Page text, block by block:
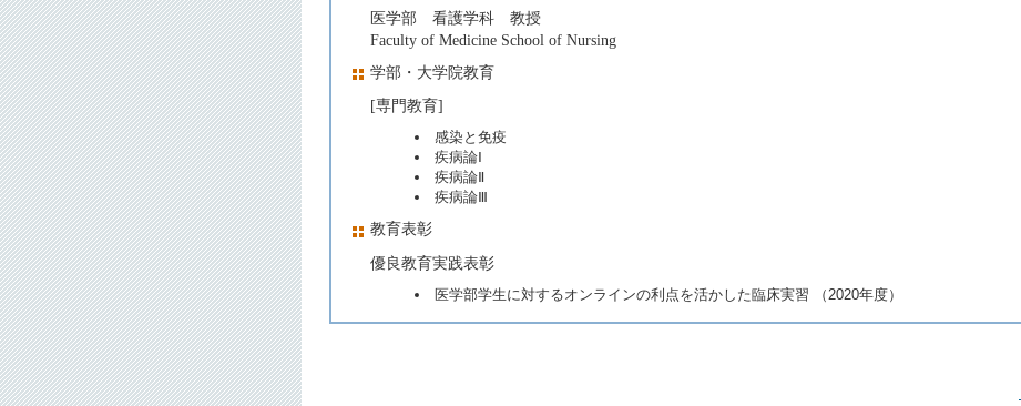
医学部 看護学科 教授
Faculty of Medicine School of Nursing
学部・大学院教育
[専門教育]
感染と免疫
疾病論Ⅰ
疾病論Ⅱ
疾病論Ⅲ
教育表彰
優良教育実践表彰
医学部学生に対するオンラインの利点を活かした臨床実習 （2020年度）